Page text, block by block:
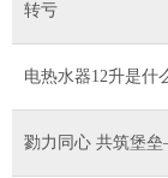
转亏
电热水器12升是什
勠力同心 共筑堡